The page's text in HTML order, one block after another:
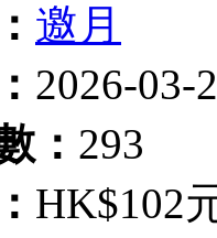
邀月
2026-03-
： 293
HK$102